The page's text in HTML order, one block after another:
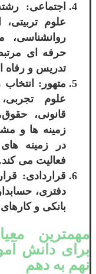
اجتماعی:
علوم
حرفه ای
تدریس و رفاه
متهور:
علوم
قانونی،
زمینه ها و
در زمینه
فعالیت می
قراردادی:
دفتری،
بانکی و
مهمترین
برای دانش
نهم به دهم